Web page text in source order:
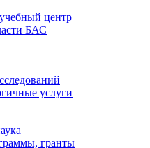
центр
БАС
услуги
гранты